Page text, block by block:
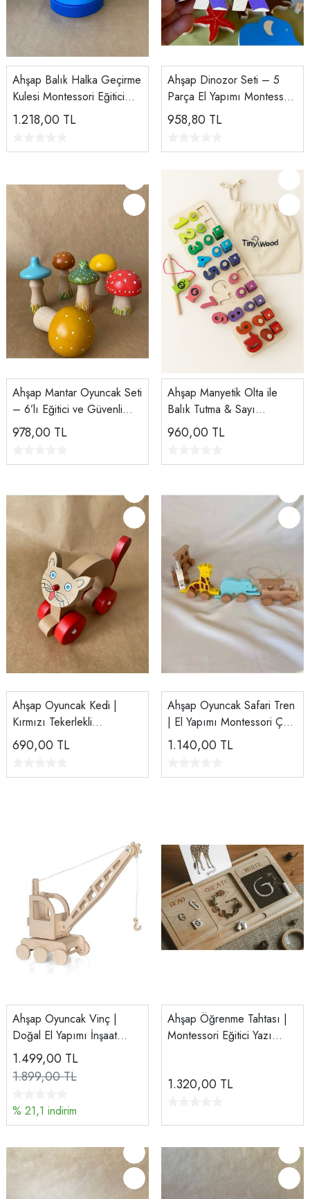
Ahşap Balık Halka Geçirme
Kulesi Montessori Eğitici
Oyuncak
1.218,00 TL
Ahşap Dinozor Seti – 5
Parça El Yapımı Montessori
Eğitici Ahşap Oyuncak |
Tiny Wood
958,80 TL
Ahşap Mantar Oyuncak Seti
– 6’lı Eğitici ve Güvenli
Oyuncak | Montessori
Ahşap Duyusal Oyun Seti
978,00 TL
Ahşap Manyetik Olta ile
Balık Tutma & Sayı
Sıralama Oyunu |
Montessori Eğitici Oyuncak
960,00 TL
Ahşap Oyuncak Kedi |
Kırmızı Tekerlekli
Montessori Oyuncak
690,00 TL
Ahşap Oyuncak Safari Tren
| El Yapımı Montessori Çek
Çocuk Treni | Tiny Wood
1.140,00 TL
Ahşap Oyuncak Vinç |
Doğal El Yapımı İnşaat
Oyuncağı | Eğitici Ahşap
Araç
1.499,00 TL
1.899,00 TL
% 21,1 indirim
Ahşap Öğrenme Tahtası |
Montessori Eğitici Yazı
1.320,00 TL